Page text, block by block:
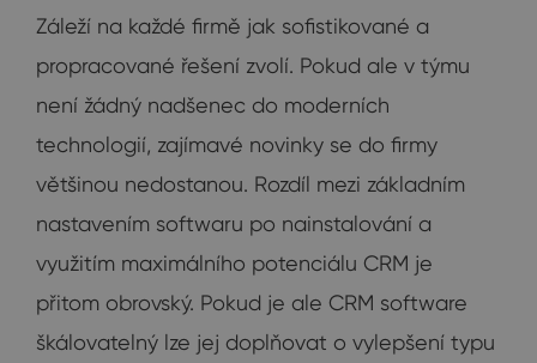
Záleží na každé firmě jak sofistikované a
propracované řešení zvolí. Pokud ale v týmu
není žádný nadšenec do moderních
technologií, zajímavé novinky se do firmy
většinou nedostanou. Rozdíl mezi základním
nastavením softwaru po nainstalování a
využitím maximálního potenciálu CRM je
přitom obrovský. Pokud je ale CRM software
škálovatelný lze jej doplňovat o vylepšení typu